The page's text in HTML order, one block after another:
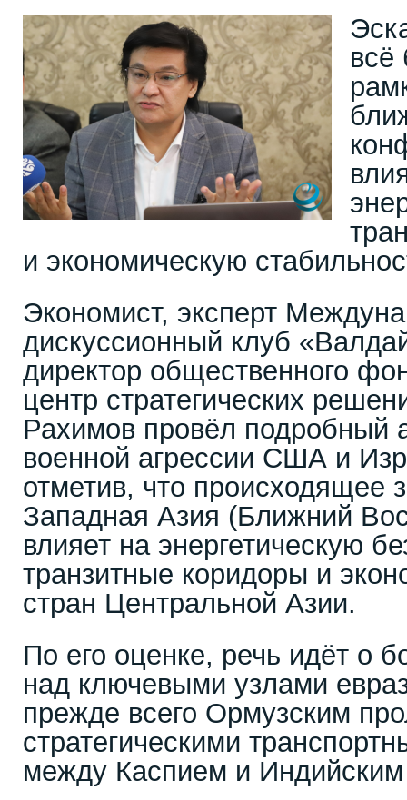
всё
и экономическую
Экономист, эксперт
дискуссионный клуб
директор общественного
центр стратегических
Рахимов провёл подробный
военной агрессии США и
отметив, что происходящее
Западная Азия (Ближний
влияет на энергетическую
транзитные коридоры и
стран Центральной Азии.
По его оценке, речь идёт о
над ключевыми узлами
прежде всего Ормузским
стратегическими
между Каспием и